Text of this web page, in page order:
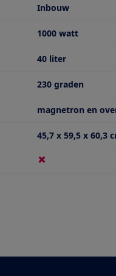
Inbouw
1000 watt
inhoud
40 liter
230 graden
magnetron en
Buitenmaten (h x b x d)
45,7 x 59,5 x 60,3